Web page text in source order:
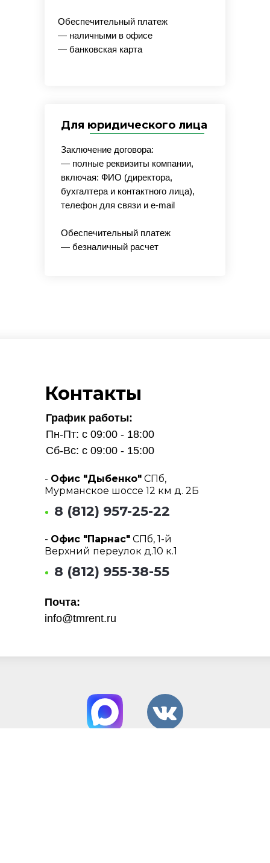
Для юридического лица
Обеспечительный платеж
— наличными в офисе
— банковская карта
Заключение договора:
— полные реквизиты компании,
включая: ФИО (директора,
бухгалтера и контактного лица),
телефон для связи и e-mail
Обеспечительный платеж
— безналичный расчет
Контакты
Почта:
info@tmrent.ru
График работы:
Пн-Пт: с 09:00 - 18:00
Сб-Вс: с 09:00 - 15:00
- Офис "Парнас" СПб, 1-й
Верхний переулок д.10 к.1
- Офис "Дыбенко" СПб,
Мурманское шоссе 12 км д. 2Б
8 (812) 957-25-22
8 (812) 955-38-55